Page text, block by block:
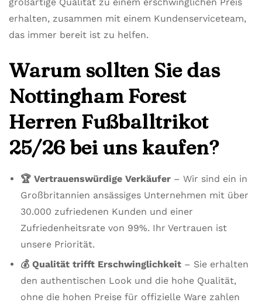
erhalten, zusammen mit einem Kundenserviceteam,
das immer bereit ist zu helfen.
Warum sollten Sie das
Nottingham Forest
Herren Fußballtrikot
25/26 bei uns kaufen?
🏆 Vertrauenswürdige Verkäufer – Wir sind ein in
Großbritannien ansässiges Unternehmen mit über
30.000 zufriedenen Kunden und einer
Zufriedenheitsrate von 99%. Ihr Vertrauen ist
unsere Priorität.
💰 Qualität trifft Erschwinglichkeit – Sie erhalten
den authentischen Look und die hohe Qualität,
ohne die hohen Preise für offizielle Ware zahlen